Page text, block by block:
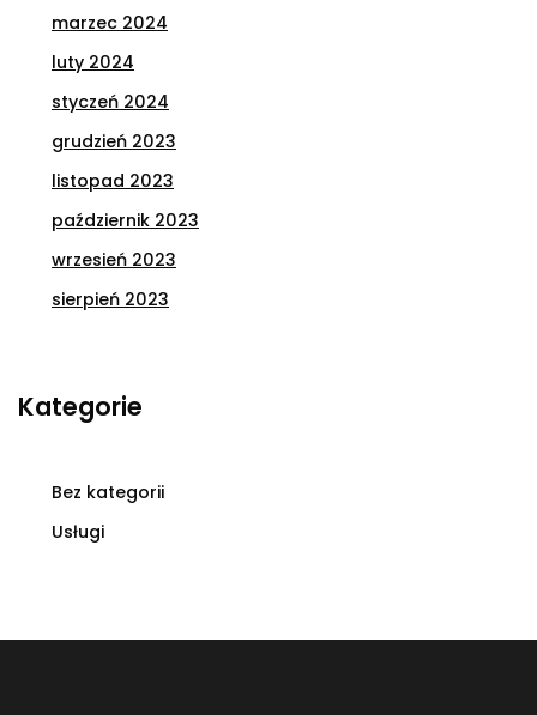
marzec 2024
luty 2024
styczeń 2024
grudzień 2023
listopad 2023
październik 2023
wrzesień 2023
sierpień 2023
Kategorie
Bez kategorii
Usługi